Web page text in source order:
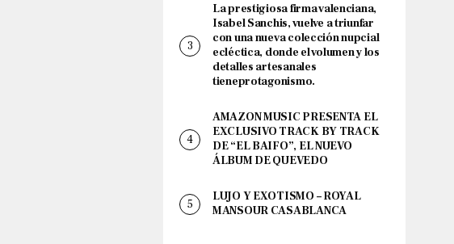
La prestigiosa firma valenciana,
Isabel Sanchis, vuelve a triunfar
con una nueva colección nupcial
ecléctica, donde el volumen y los
detalles artesanales
tieneprotagonismo.
AMAZON MUSIC PRESENTA EL
EXCLUSIVO TRACK BY TRACK
DE “EL BAIFO”, EL NUEVO
ÁLBUM DE QUEVEDO
LUJO Y EXOTISMO – ROYAL
MANSOUR CASABLANCA